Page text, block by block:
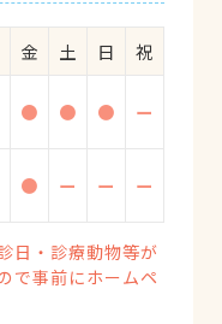
金 土 日
祝
● ● ● ー
● ー ー ー
日・診療動物等が
で事前にホームペ